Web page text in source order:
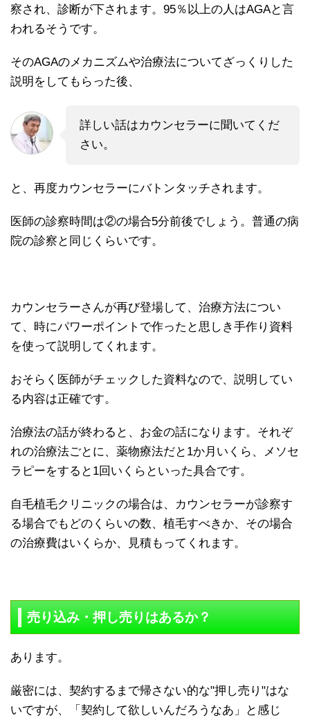
察され、診断が下されます。95％以上の人はAGAと言
われるそうです。
そのAGAのメカニズムや治療法についてざっくりした
説明をしてもらった後、
詳しい話はカウンセラーに聞いてくだ
さい。
と、再度カウンセラーにバトンタッチされます。
医師の診察時間は②の場合5分前後でしょう。普通の病
院の診察と同じくらいです。
カウンセラーさんが再び登場して、治療方法につい
て、時にパワーポイントで作ったと思しき手作り資料
を使って説明してくれます。
おそらく医師がチェックした資料なので、説明してい
る内容は正確です。
治療法の話が終わると、お金の話になります。それぞ
れの治療法ごとに、薬物療法だと1か月いくら、メソセ
ラピーをすると1回いくらといった具合です。
自毛植毛クリニックの場合は、カウンセラーが診察す
る場合でもどのくらいの数、植毛すべきか、その場合
の治療費はいくらか、見積もってくれます。
売り込み・押し売りはあるか？
あります。
厳密には、契約するまで帰さない的な"押し売り"はな
いですが、「契約して欲しいんだろうなあ」と感じ